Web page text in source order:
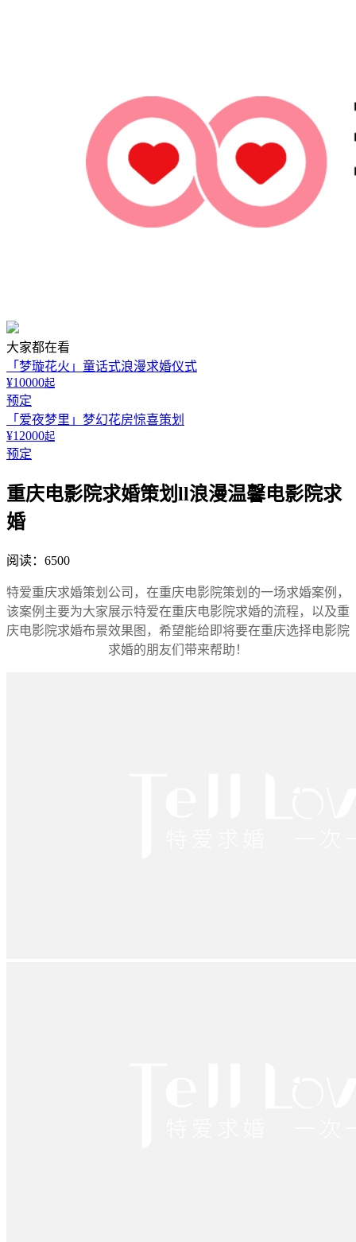
大家都在看
「梦璇花火」童话式浪漫求婚仪式
¥10000起
预定
「爱夜梦里」梦幻花房惊喜策划
¥12000起
预定
重庆电影院求婚策划ll浪漫温馨电影院求
婚
阅读：6500
特爱重庆求婚策划公司，在重庆电影院策划的一场求婚案例，
该案例主要为大家展示特爱在重庆电影院求婚的流程，以及重
庆电影院求婚布景效果图，希望能给即将要在重庆选择电影院
求婚的朋友们带来帮助！